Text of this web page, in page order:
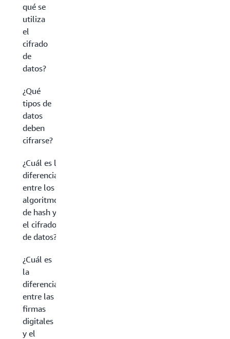
qué se
utiliza
el
cifrado
de
datos?
¿Qué
tipos de
datos
deben
cifrarse?
¿Cuál es la
diferencia
entre los
algoritmos
de hash y
el cifrado
de datos?
¿Cuál es
la
diferencia
entre las
firmas
digitales
y el